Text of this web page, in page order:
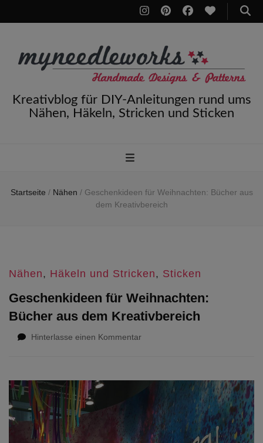
Kreativblog für DIY-Anleitungen rund ums
Nähen, Häkeln, Stricken und Sticken
Startseite / Nähen / Geschenkideen für Weihnachten: Bücher aus
dem Kreativbereich
Nähen, Häkeln und Stricken, Sticken
Geschenkideen für Weihnachten:
Bücher aus dem Kreativbereich
Hinterlasse einen Kommentarzu
dem
Kreativbereich